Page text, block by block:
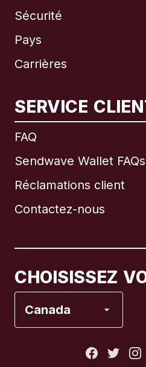
Sécurité
Pays
Carrières
SERVICE
FAQ
Sendwave Wallet FAQs
Réclamations client
Contactez-nous
CHOISISSEZ
Canada
International
Brésil